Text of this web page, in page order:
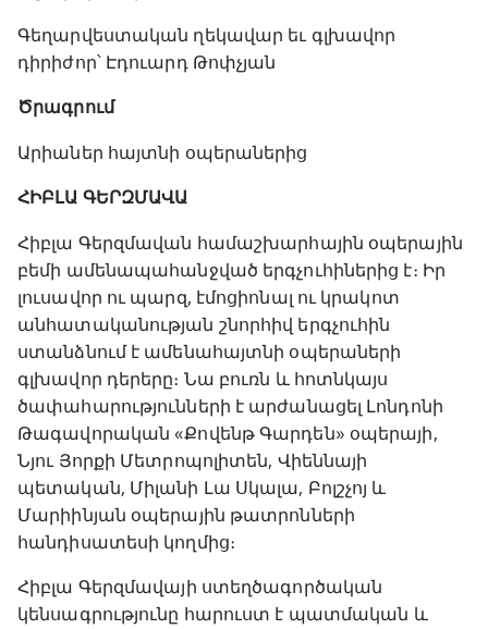
Գեղարվեստական ղեկավար եւ գլխավոր
դիրիժոր՝ Էդուարդ Թոփչյան
Ծրագրում
Արիաներ հայտնի օպերաներից
ՀԻԲԼԱ ԳԵՐԶՄԱՎԱ
Հիբլա Գերզմավան համաշխարհային օպերային
բեմի ամենապահանջված երգչուհիներից է։ Իր
լուսավոր ու պարզ, էմոցիոնալ ու կրակոտ
անհատականության շնորհիվ երգչուհին
ստանձնում է ամենահայտնի օպերաների
գլխավոր դերերը։ Նա բուռն և հոտնկայս
ծափահարությունների է արժանացել Լոնդոնի
Թագավորական «Քովենթ Գարդեն» օպերայի,
Նյու Յորքի Մետրոպոլիտեն, Վիեննայի
պետական, Միլանի Լա Սկալա, Բոլշչոյ և
Մարիինյան օպերային թատրոնների
հանդիսատեսի կողմից։
Հիբլա Գերզմավայի ստեղծագործական
կենսագրությունը հարուստ է պատմական և